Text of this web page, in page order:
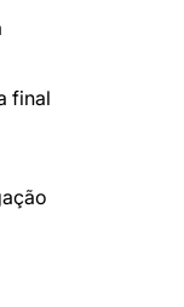
final